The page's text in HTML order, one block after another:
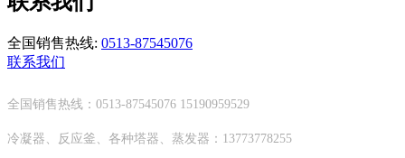
全国销售热线: 0513-87545076
联系我们
全国销售热线：0513-87545076 15190959529
冷凝器、反应釜、各种塔器、蒸发器：13773778255